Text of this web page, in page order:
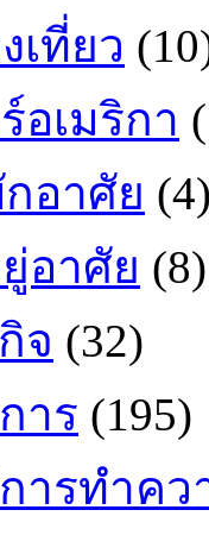
เที่ยว
อเมริกา
อาศัย (4)
อาศัย (8)
จ (32)
าร (195)
ารทำคว